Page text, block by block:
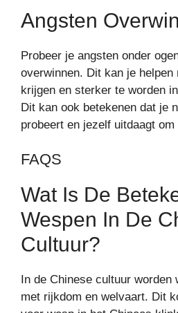
Angsten
Probeer je angsten onder
overwinnen. Dit kan je
krijgen en sterker te worden
Dit kan ook betekenen dat je
probeert en jezelf uitdaagt om
FAQS
Wat Is De
Wespen In De
Cultuur?
In de Chinese cultuur worden
met rijkdom en welvaart. Dit